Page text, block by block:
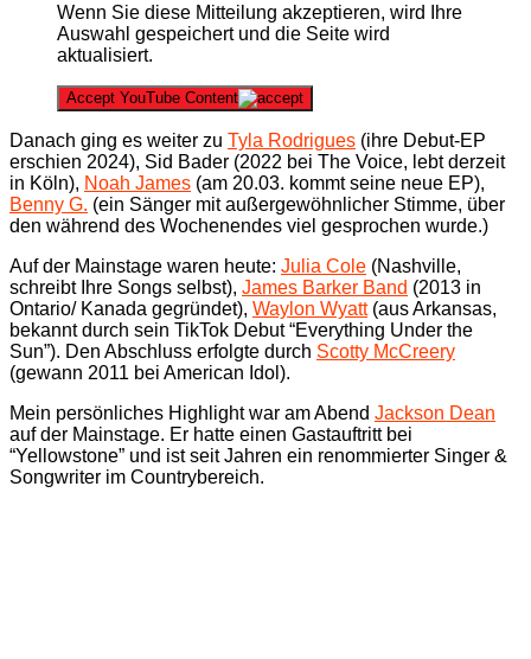
Wenn Sie diese Mitteilung akzeptieren, wird Ihre
Auswahl gespeichert und die Seite wird
aktualisiert.
Accept YouTube Content
Danach ging es weiter zu Tyla Rodrigues (ihre Debut-EP
erschien 2024), Sid Bader (2022 bei The Voice, lebt derzeit
in Köln), Noah James (am 20.03. kommt seine neue EP),
Benny G. (ein Sänger mit außergewöhnlicher Stimme, über
den während des Wochenendes viel gesprochen wurde.)
Auf der Mainstage waren heute: Julia Cole (Nashville,
schreibt Ihre Songs selbst), James Barker Band (2013 in
Ontario/ Kanada gegründet), Waylon Wyatt(aus Arkansas,
bekannt durch sein TikTok Debut “Everything Under the
Sun”). Den Abschluss erfolgte durch Scotty McCreery
(gewann 2011 bei American Idol).
Mein persönliches Highlight war am Abend Jackson Dean
auf der Mainstage. Er hatte einen Gastauftritt bei
“Yellowstone” und ist seit Jahren ein renommierter Singer &
Songwriter im Countrybereich.